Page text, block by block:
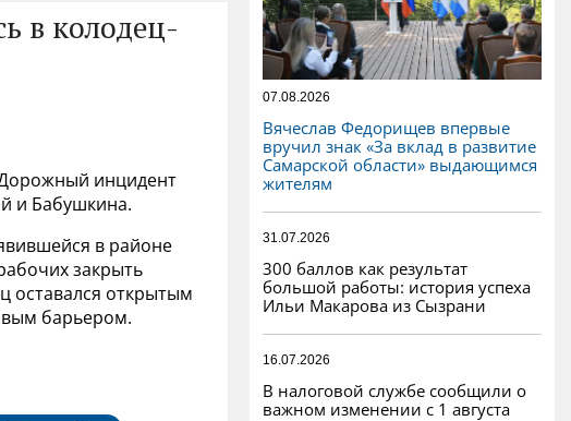
в колодец-
инцидент
и Бабушкина.
в районе
закрыть
оставался открытым
барьером.
07.08.2026
Вячеслав Федорищев впервые
вручил знак «За вклад в развитие
Самарской области» выдающимся
жителям
31.07.2026
300 баллов как результат
большой работы: история успеха
Ильи Макарова из Сызрани
16.07.2026
В налоговой службе сообщили о
важном изменении с 1 августа